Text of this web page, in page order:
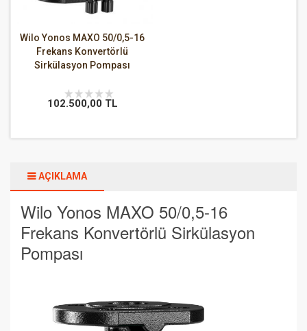
Wilo Yonos MAXO 50/0,5-16
Frekans Konvertörlü
Sirkülasyon Pompası
102.500,00 TL
AÇIKLAMA
Wilo Yonos MAXO 50/0,5-16
Frekans Konvertörlü Sirkülasyon
Pompası